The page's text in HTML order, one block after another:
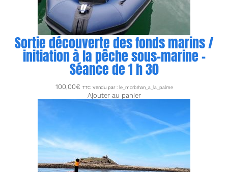
Sortie découverte des fonds marins /
initiation à la pêche sous-marine –
Séance de 1 h 30
100,00€ TTC Vendu par : le_morbihan_a_la_palme
Ajouter au panier